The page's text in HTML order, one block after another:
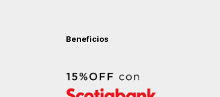
Beneficios